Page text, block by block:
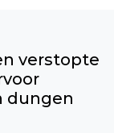
verstopte
dungen